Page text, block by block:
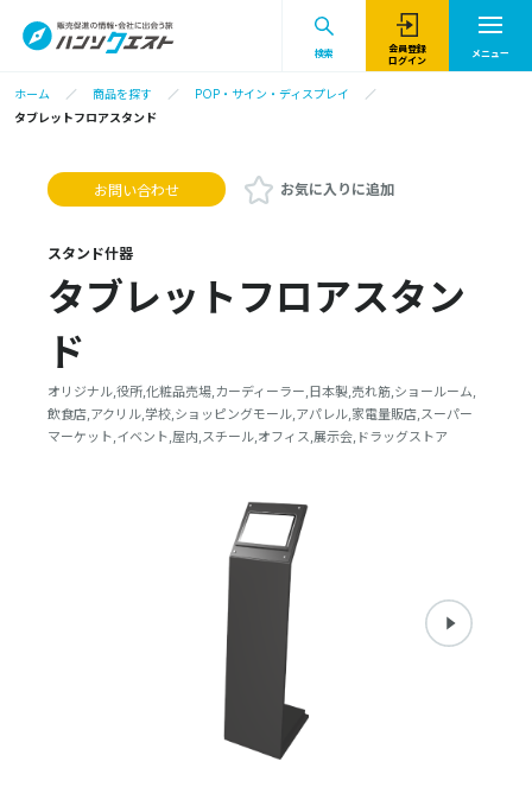
検索
会員登録
ログイン
メニュー
ホーム 商品を探す
POP・サイン・ディスプレイ
タブレットフロアスタンド
お問い合わせ お気に入りに追加
スタンド什器
タブレットフロアスタン
ド
オリジナル,役所,化粧品売場,カーディーラー,日本製,売れ筋,ショールーム,
飲食店,アクリル,学校,ショッピングモール,アパレル,家電量販店,スーパー
マーケット,イベント,屋内,スチール,オフィス,展示会,ドラッグストア